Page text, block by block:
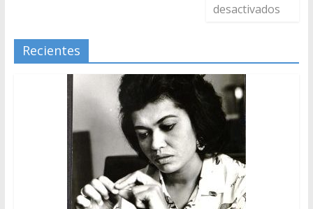
desactivados
Recientes